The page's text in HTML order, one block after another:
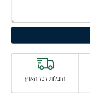
הובלות לכל הארץ